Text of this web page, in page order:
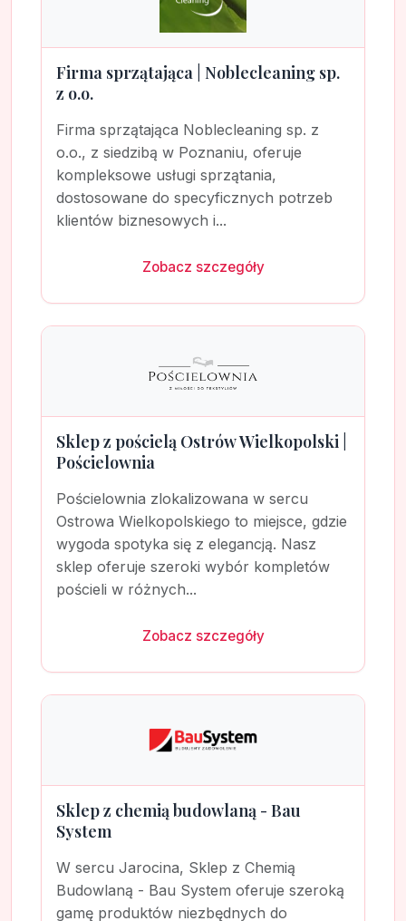
Firma sprzątająca | Noblecleaning sp.
z o.o.
Firma sprzątająca Noblecleaning sp. z
o.o., z siedzibą w Poznaniu, oferuje
kompleksowe usługi sprzątania,
dostosowane do specyficznych potrzeb
klientów biznesowych i...
Zobacz szczegóły
Sklep z pościelą Ostrów Wielkopolski |
Pościelownia
Pościelownia zlokalizowana w sercu
Ostrowa Wielkopolskiego to miejsce, gdzie
wygoda spotyka się z elegancją. Nasz
sklep oferuje szeroki wybór kompletów
pościeli w różnych...
Zobacz szczegóły
Sklep z chemią budowlaną - Bau
System
W sercu Jarocina, Sklep z Chemią
Budowlaną - Bau System oferuje szeroką
gamę produktów niezbędnych do